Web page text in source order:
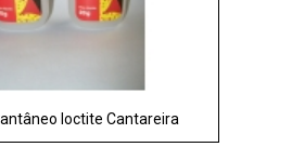
loctite Cantareira